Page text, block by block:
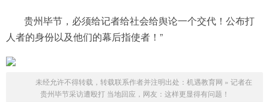
贵州毕节，必须给记者给社会给舆论一个交代！公布打
人者的身份以及他们的幕后指使者！”
未经允许不得转载，转载联系作者并注明出处： 机遇教育网 » 记者在
贵州毕节采访遭殴打 当地回应，网友：这样更显得有问题！